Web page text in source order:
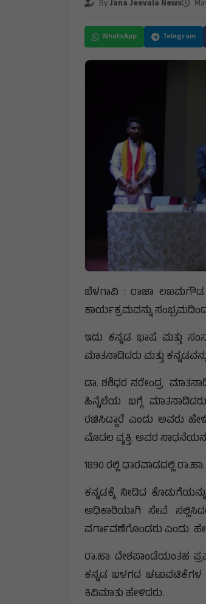
ByJana Jeevala News
WhatsApp Telegram
ಬೆಳಗಾವಿ : ರಾಜಾ ಲಖಮಗೌಡ
ಕಾರ್ಯಕ್ರಮವನ್ನು
ಇದು ಕನ್ನಡ ಭಾಷೆ ಮತ್ತು
ಮಾತನಾಡಿದರು ಮತ್ತು
ಡಾ. ಶಶಿಧರ ನರೇಂದ್ರ
ಹಿನ್ನೆಲೆಯ ಬಗ್ಗೆ
ರಚಿಸಿದ್ದಾರೆ ಎಂದು ಅವರು
ಮೊದಲ ವ್ಯಕ್ತಿ. ಅವರ
1890 ರಲ್ಲಿ ಧಾರವಾಡದಲ್ಲಿ
ಕನ್ನಡಕ್ಕೆ ನೀಡಿದ
ಅಧಿಕಾರಿಯಾಗಿ ಸೇವೆ
ವರ್ಗಾವಣೆಗೊಂಡರು ಎಂದು
ರಾ.ಹಾ. ದೇಶಪಾಂಡೆಯಂತಹ
ಕನ್ನಡ ಬಳಗದ ಚಟುವಟಿಕೆಗಳ
ಕಿವಿಮಾತು ಹೇಳಿದರು.